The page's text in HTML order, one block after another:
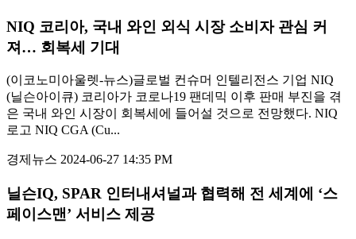
NIQ 코리아, 국내 와인 외식 시장 소비자 관심 커
져… 회복세 기대
(이코노미아울렛-뉴스)글로벌 컨슈머 인텔리전스 기업 NIQ
(닐슨아이큐) 코리아가 코로나19 팬데믹 이후 판매 부진을 겪
은 국내 와인 시장이 회복세에 들어설 것으로 전망했다. NIQ
로고 NIQ CGA (Cu...
경제뉴스 2024-06-27 14:35 PM
닐슨IQ, SPAR 인터내셔널과 협력해 전 세계에 ‘스
페이스맨’ 서비스 제공